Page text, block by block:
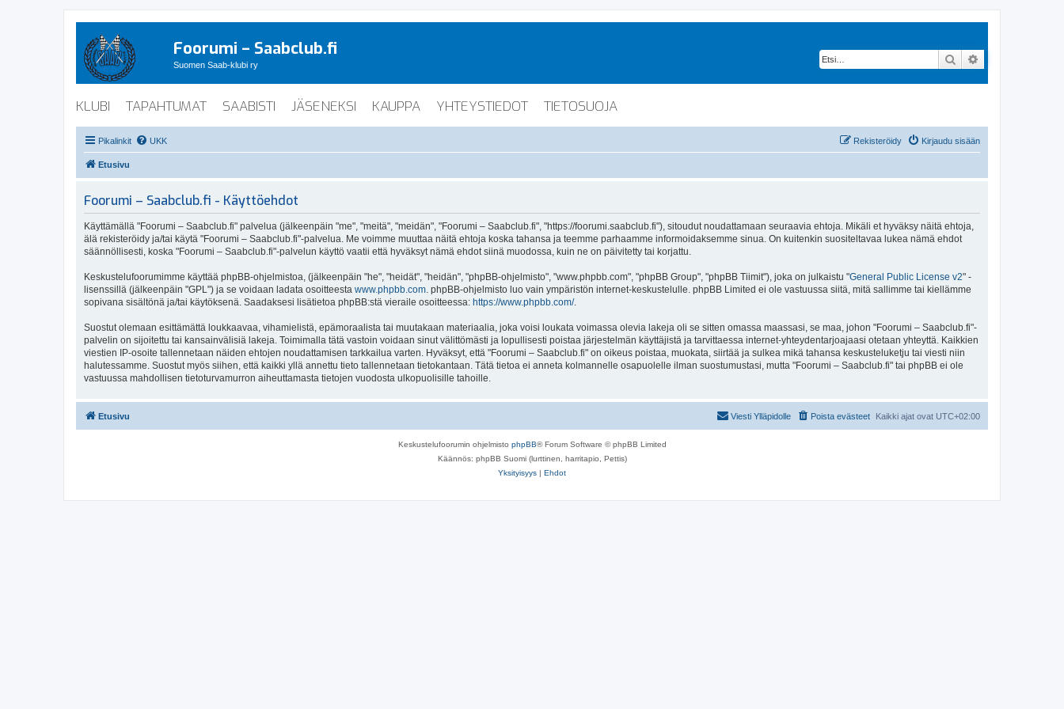
Foorumi – Saabclub.fi
Suomen Saab-klubi ry Etsi
KLUBI TAPAHTUMAT SAABISTI JÄSENEKSI KAUPPA YHTEYSTIEDOT TIETOSUOJA
Pikalinkit UKK Kirjaudu sisään
Rekisteröidy
Etusivu
Foorumi – Saabclub.fi - Käyttöehdot
Käyttämällä "Foorumi – Saabclub.fi" palvelua (jälkeenpäin "me", "meitä", "meidän", "Foorumi – Saabclub.fi", "https://foorumi.saabclub.fi"), sitoudut noudattamaan seuraavia ehtoja. Mikäli et hyväksy näitä ehtoja,
älä rekisteröidy ja/tai käytä "Foorumi – Saabclub.fi"-palvelua. Me voimme muuttaa näitä ehtoja koska tahansa ja teemme parhaamme informoidaksemme sinua. On kuitenkin suositeltavaa lukea nämä ehdot
säännöllisesti, koska "Foorumi – Saabclub.fi"-palvelun käyttö vaatii että hyväksyt nämä ehdot siinä muodossa, kuin ne on päivitetty tai korjattu.
Keskustelufoorumimme käyttää phpBB-ohjelmistoa, (jälkeenpäin "he", "heidät", "heidän", "phpBB-ohjelmisto", "www.phpbb.com", "phpBB Group", "phpBB Tiimit"), joka on julkaistu "General Public License v2" -
lisenssillä (jälkeenpäin "GPL") ja se voidaan ladata osoitteesta www.phpbb.com . phpBB-ohjelmisto luo vain ympäristön internet-keskustelulle. phpBB Limited ei ole vastuussa siitä, mitä sallimme tai kiellämme
sopivana sisältönä ja/tai käytöksenä. Saadaksesi lisätietoa phpBB:stä vieraile osoitteessa: https://www.phpbb.com/.
Suostut olemaan esittämättä loukkaavaa, vihamielistä, epämoraalista tai muutakaan materiaalia, joka voisi loukata voimassa olevia lakeja oli se sitten omassa maassasi, se maa, johon "Foorumi – Saabclub.fi"-
palvelin on sijoitettu tai kansainvälisiä lakeja. Toimimalla tätä vastoin voidaan sinut välittömästi ja lopullisesti poistaa järjestelmän käyttäjistä ja tarvittaessa internet-yhteydentarjoajaasi otetaan yhteyttä. Kaikkien
viestien IP-osoite tallennetaan näiden ehtojen noudattamisen tarkkailua varten. Hyväksyt, että "Foorumi – Saabclub.fi" on oikeus poistaa, muokata, siirtää ja sulkea mikä tahansa keskusteluketju tai viesti niin
halutessamme. Suostut myös siihen, että kaikki yllä annettu tieto tallennetaan tietokantaan. Tätä tietoa ei anneta kolmannelle osapuolelle ilman suostumustasi, mutta "Foorumi – Saabclub.fi" tai phpBB ei ole
vastuussa mahdollisen tietoturvamurron aiheuttamasta tietojen vuodosta ulkopuolisille tahoille.
Etusivu Kaikki ajat ovat UTC+02:00
Poista evästeet
Viesti Ylläpidolle
Keskustelufoorumin ohjelmisto phpBB® Forum Software © phpBB Limited
Käännös: phpBB Suomi (lurttinen, harritapio, Pettis)
Yksityisyys | Ehdot